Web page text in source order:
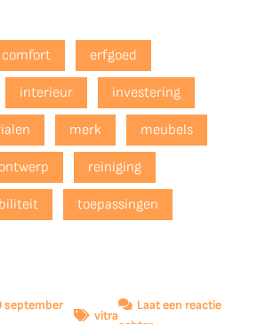
comfort erfgoed
interieur investering
merk meubels
ontwerp reiniging
toepassingen
september
vitra
Laat een reactie